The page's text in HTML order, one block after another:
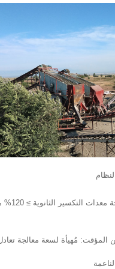
تعادل 1.5 ضعف الحد الأقصى (يتطلب هذا الحل 900 متر